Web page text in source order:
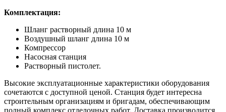
Комплектация:
Шланг растворный длина 10 м
Воздушный шланг длина 10 м
Компрессор
Насосная станция
Растворный пистолет.
Высокие эксплуатационные характеристики оборудования
сочетаются с доступной ценой. Станция будет интересна
строительным организациям и бригадам, обеспечивающим
полный комплекс отделочных работ. Доставка производится